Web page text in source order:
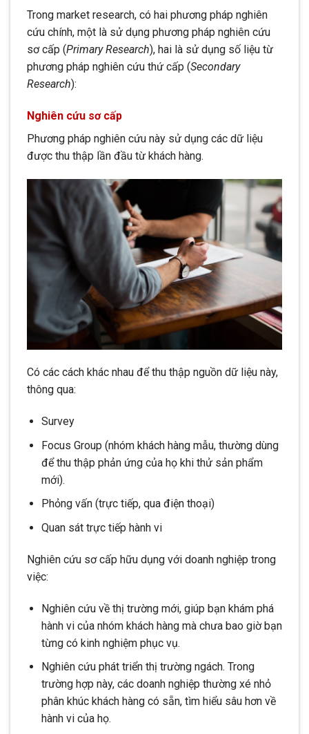
Trong market research, có hai phương pháp nghiên
cứu chính, một là sử dụng phương pháp nghiên cứu
sơ cấp (Primary Research), hai là sử dụng số liệu từ
phương pháp nghiên cứu thứ cấp (Secondary
Research):
Nghiên cứu sơ cấp
Phương pháp nghiên cứu này sử dụng các dữ liệu
được thu thập lần đầu từ khách hàng.
Có các cách khác nhau để thu thập nguồn dữ liệu này,
thông qua:
Survey
Focus Group (nhóm khách hàng mẫu, thường dùng
để thu thập phản ứng của họ khi thử sản phẩm
mới).
Phỏng vấn (trực tiếp, qua điện thoại)
Quan sát trực tiếp hành vi
Nghiên cứu sơ cấp hữu dụng với doanh nghiệp trong
việc:
Nghiên cứu về thị trường mới, giúp bạn khám phá
hành vi của nhóm khách hàng mà chưa bao giờ bạn
từng có kinh nghiệm phục vụ.
Nghiên cứu phát triển thị trường ngách. Trong
trường hợp này, các doanh nghiệp thường xé nhỏ
phân khúc khách hàng có sẵn, tìm hiểu sâu hơn về
hành vi của họ.